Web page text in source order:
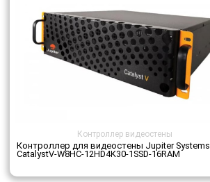
Контроллер видеостены
Контроллер для видеостены Jupiter Systems
CatalystV-W8HC-12HD4K30-1SSD-16RAM